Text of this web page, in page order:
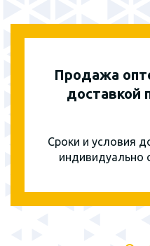
Продажа
доставкой
Сроки и условия
индивидуально